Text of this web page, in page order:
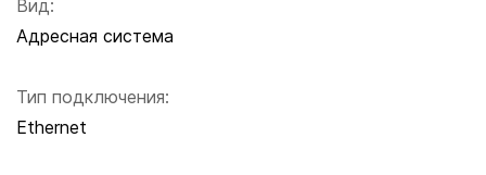
Вид:
Адресная система
Тип подключения:
Ethernet